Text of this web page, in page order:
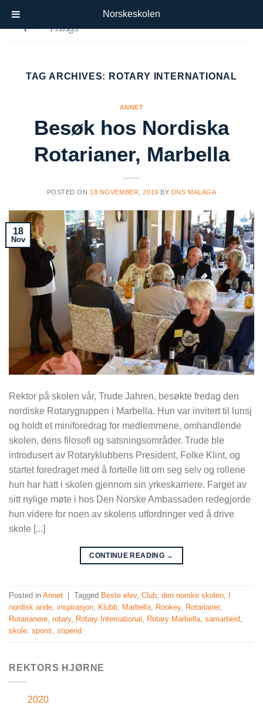
TAG ARCHIVES: ROTARY INTERNATIONAL
ANNET
Besøk hos Nordiska
Rotarianer, Marbella
POSTED ON 18 NOVEMBER, 2019 BY DNS MALAGA
18
Nov
Rektor på skolen vår, Trude Jahren, besøkte fredag den
nordiske Rotarygruppen i Marbella. Hun var invitert til lunsj
og holdt et miniforedrag for medlemmene, omhandlende
skolen, dens filosofi og satsningsområder. Trude ble
introdusert av Rotaryklubbens President, Folke Klint, og
startet foredraget med å fortelle litt om seg selv og rollene
hun har hatt i skolen gjennom sin yrkeskarriere. Farget av
sitt nylige møte i hos Den Norske Ambassaden redegjorde
hun videre for noen av skolens utfordringer ved å drive
skole [...]
CONTINUE READING →
Posted in Annet Tagged Beste elev, Club, den norske skolen,
nordisk ande, inspirasjon, Klubb, Marbella, Rookey, Rotarianer,
Rotarianere, rotary, Rotary International , Rotary Marbella, samarbeid,
skole, spons, stipend
REKTORS HJØRNE
2020
Norskeskolen